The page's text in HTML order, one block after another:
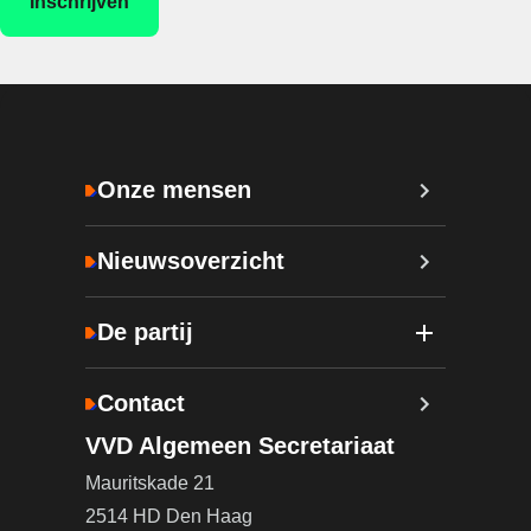
Onze mensen
Nieuwsoverzicht
De partij
Contact
VVD Algemeen Secretariaat
Mauritskade 21
2514 HD Den Haag